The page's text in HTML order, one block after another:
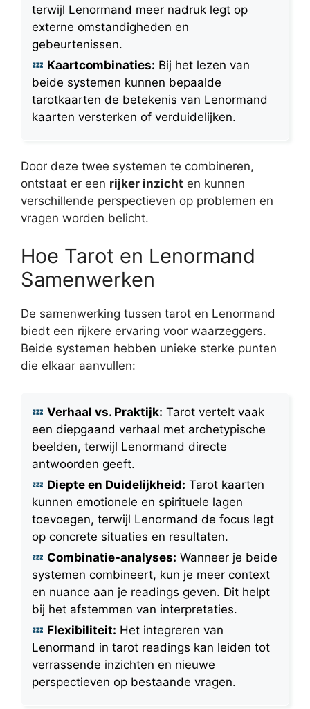
terwijl Lenormand meer nadruk legt op
externe omstandigheden en
gebeurtenissen.
Kaartcombinaties: Bij het lezen van
beide systemen kunnen bepaalde
tarotkaarten de betekenis van Lenormand
kaarten versterken of verduidelijken.
Door deze twee systemen te combineren,
ontstaat er een rijker inzicht en kunnen
verschillende perspectieven op problemen en
vragen worden belicht.
Hoe Tarot en Lenormand
Samenwerken
De samenwerking tussen tarot en Lenormand
biedt een rijkere ervaring voor waarzeggers.
Beide systemen hebben unieke sterke punten
die elkaar aanvullen:
Verhaal vs. Praktijk: Tarot vertelt vaak
een diepgaand verhaal met archetypische
beelden, terwijl Lenormand directe
antwoorden geeft.
Diepte en Duidelijkheid: Tarot kaarten
kunnen emotionele en spirituele lagen
toevoegen, terwijl Lenormand de focus legt
op concrete situaties en resultaten.
Combinatie-analyses: Wanneer je beide
systemen combineert, kun je meer context
en nuance aan je readings geven. Dit helpt
bij het afstemmen van interpretaties.
Flexibiliteit: Het integreren van
Lenormand in tarot readings kan leiden tot
verrassende inzichten en nieuwe
perspectieven op bestaande vragen.